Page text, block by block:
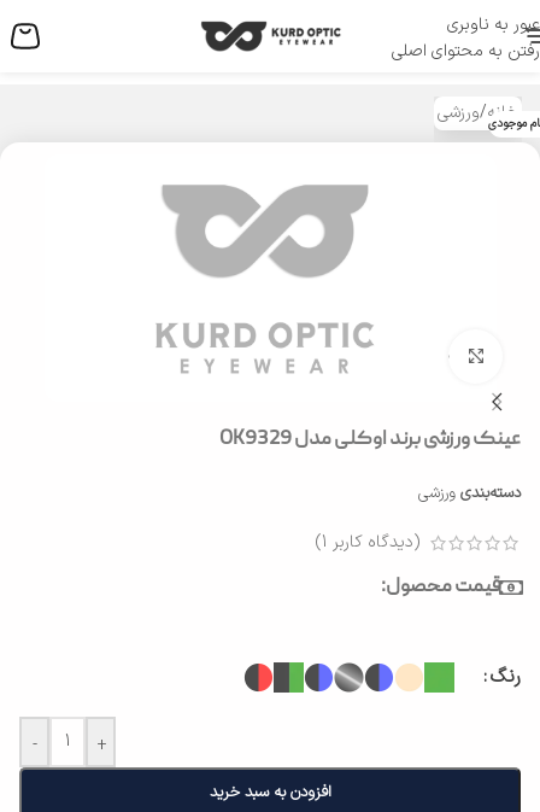
عبور به ناوبری
رفتن به محتوای اصلی
منو
خانه/ورزشی موجودی
بزرگنمایی تصویر
عینک ورزشی برند اوکلی مدل OK9329
دسته‌بندی ورزشی
(دیدگاه کاربر 1
)
قیمت محصول:
رنگ
- +
افزودن به سبد خرید